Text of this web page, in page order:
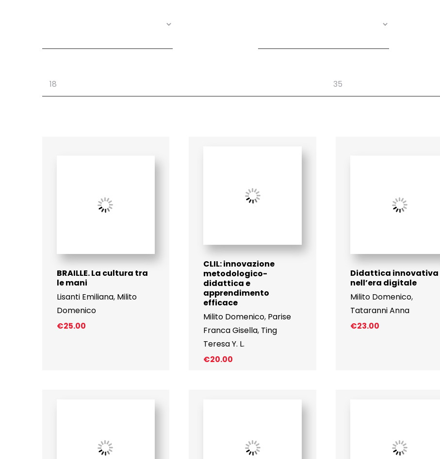
BRAILLE. La cultura tra
le mani
Lisanti Emiliana, Milito
Domenico
€25.00
CLIL: innovazione
metodologico-
didattica e
apprendimento
efficace
Milito Domenico, Parise
Franca Gisella, Ting
Teresa Y. L.
€20.00
Didattica innovativa
nell’era digitale
Milito Domenico,
Tataranni Anna
€23.00